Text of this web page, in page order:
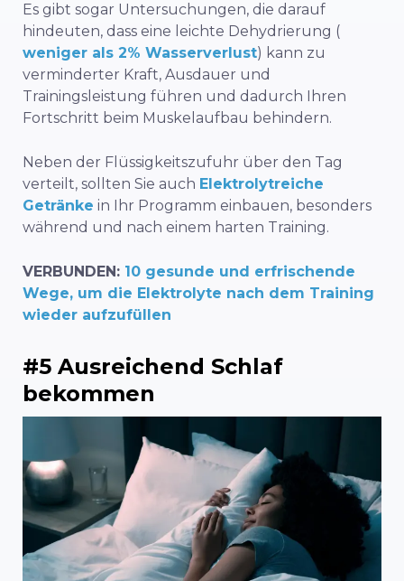
Es gibt sogar Untersuchungen, die darauf
hindeuten, dass eine leichte Dehydrierung (
weniger als 2% Wasserverlust) kann zu
verminderter Kraft, Ausdauer und
Trainingsleistung führen und dadurch Ihren
Fortschritt beim Muskelaufbau behindern.
Neben der Flüssigkeitszufuhr über den Tag
verteilt, sollten Sie auch Elektrolytreiche
Getränke in Ihr Programm einbauen, besonders
während und nach einem harten Training.
VERBUNDEN: 10 gesunde und erfrischende
Wege, um die Elektrolyte nach dem Training
wieder aufzufüllen
#5 Ausreichend Schlaf
bekommen